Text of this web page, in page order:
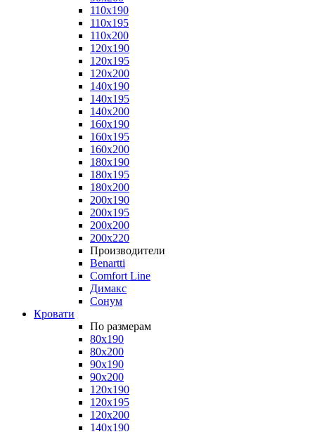
110x190
110x195
110x200
120x190
120x195
120x200
140x190
140x195
140x200
160x190
160x195
160x200
180x190
180x195
180x200
200x190
200x195
200x200
200x220
Производители
Benartti
Comfort Line
Димакс
Сонум
Кровати
По размерам
80x190
80x200
90x190
90x200
120x190
120x195
120x200
140x190